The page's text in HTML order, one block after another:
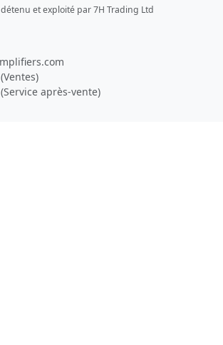
et exploité par 7H Trading Ltd
(Ventes)
(Service après-vente)